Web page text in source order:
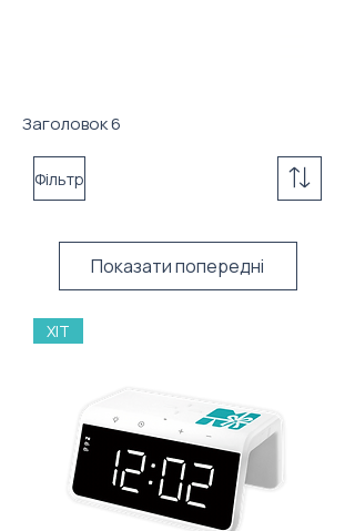
Заголовок 6
Фільтр
Показати попередні
ХІТ